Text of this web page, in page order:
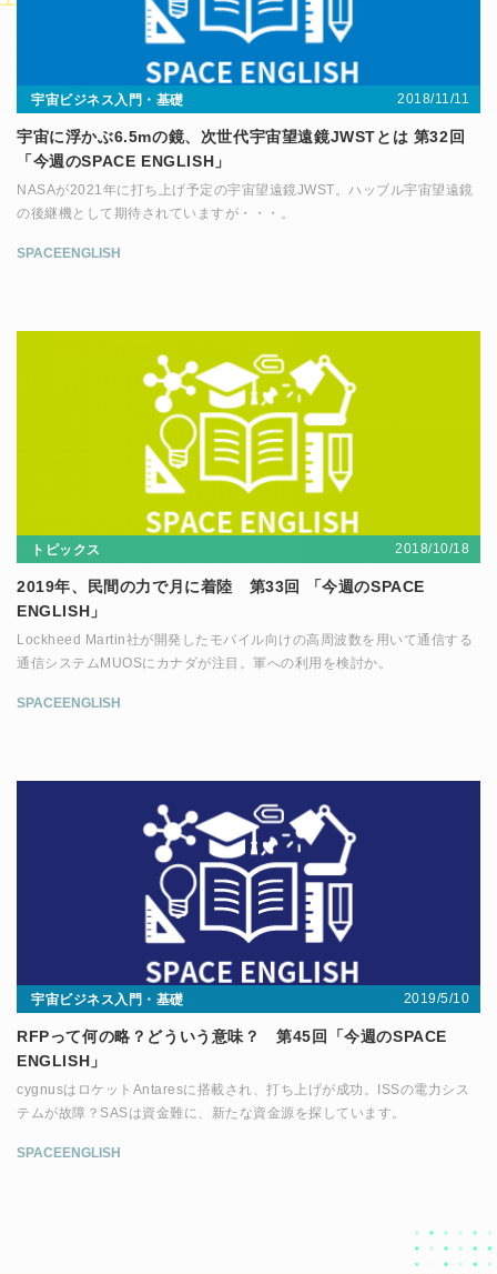
宇宙ビジネス入門・基礎 2018/11/11
宇宙に浮かぶ6.5mの鏡、次世代宇宙望遠鏡JWSTとは 第32回
「今週のSPACE ENGLISH」
NASAが2021年に打ち上げ予定の宇宙望遠鏡JWST。ハッブル宇宙望遠鏡
の後継機として期待されていますが・・・。
SPACEENGLISH
トピックス 2018/10/18
2019年、民間の力で月に着陸 第33回 「今週のSPACE
ENGLISH」
Lockheed Martin社が開発したモバイル向けの高周波数を用いて通信する
通信システムMUOSにカナダが注目。軍への利用を検討か。
SPACEENGLISH
宇宙ビジネス入門・基礎 2019/5/10
RFPって何の略？どういう意味？ 第45回「今週のSPACE
ENGLISH」
cygnusはロケットAntaresに搭載され、打ち上げが成功。ISSの電力シス
テムが故障？SASは資金難に、新たな資金源を探しています。
SPACEENGLISH